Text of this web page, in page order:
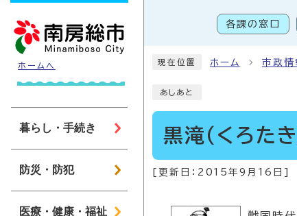
各課の窓口
ホームへ
暮らし・手続き
防災・防犯
医療・健康・福祉
現在位置 ホーム 市政情
あしあと
黒滝（くろた
[更新日： 2015年9月16日